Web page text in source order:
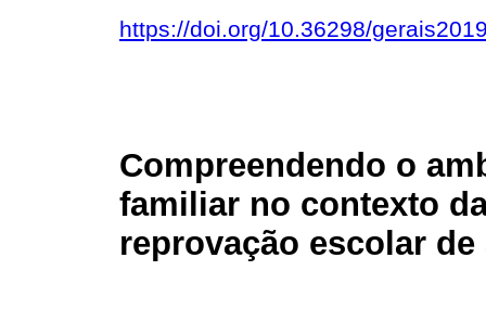
https://doi.org/10.36298/
Compreendendo o
familiar no contexto
reprovação escolar